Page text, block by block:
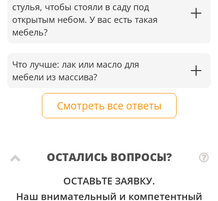
стулья, чтобы стояли в саду под
открытым небом. У вас есть такая
мебель?
Что лучше: лак или масло для
мебели из массива?
Смотреть все ответы
ОСТАЛИСЬ ВОПРОСЫ?
ОСТАВЬТЕ ЗАЯВКУ.
Наш внимательный и компетентный